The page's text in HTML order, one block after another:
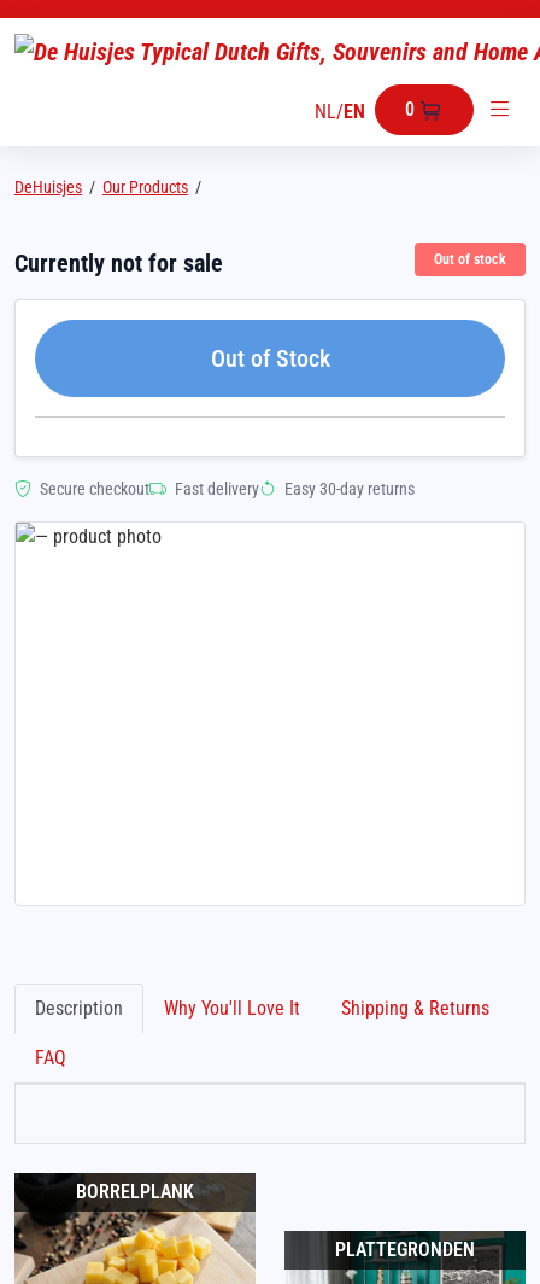
NL/EN 0
DeHuisjes / Our Products /
Currently not for sale Out of stock
Out of Stock
Secure checkout Fast delivery Easy 30-day returns
Description Why You'll Love It Shipping & Returns
FAQ
BORRELPLANK
PLATTEGRONDEN